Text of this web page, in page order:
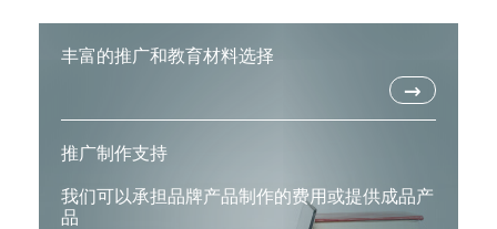
丰富的推广和教育材料选择
→
推广制作支持
我们可以承担品牌产品制作的费用或提供成品产
品